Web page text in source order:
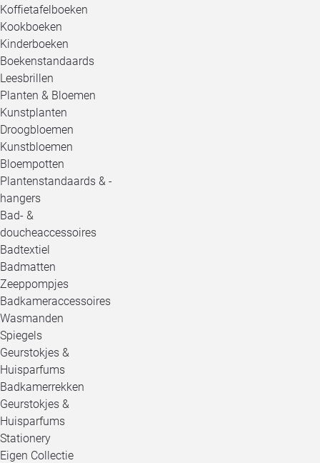
Koffietafelboeken
Kookboeken
Kinderboeken
Boekenstandaards
Leesbrillen
Planten & Bloemen
Kunstplanten
Droogbloemen
Kunstbloemen
Bloempotten
Plantenstandaards & -
hangers
Bad- &
doucheaccessoires
Badtextiel
Badmatten
Zeeppompjes
Badkameraccessoires
Wasmanden
Spiegels
Geurstokjes &
Huisparfums
Badkamerrekken
Geurstokjes &
Huisparfums
Stationery
Eigen Collectie